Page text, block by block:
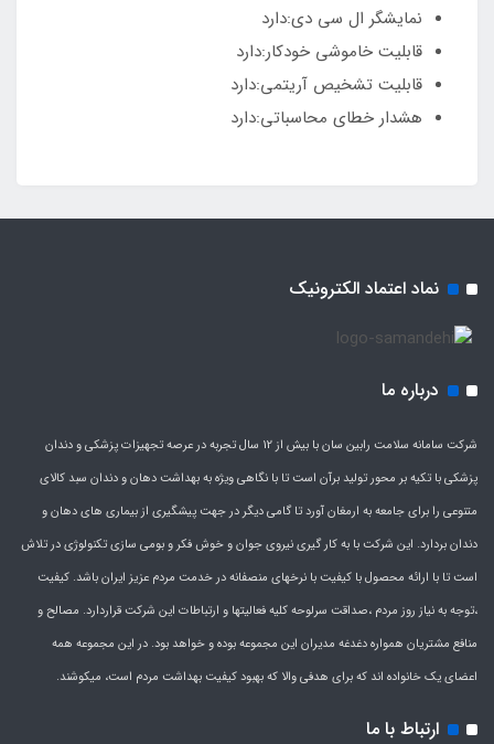
نمایشگر ال سی دی:دارد
قابلیت خاموشی خودکار:دارد
قابلیت تشخیص آریتمی:دارد
هشدار خطای محاسباتی:دارد
نماد اعتماد الکترونیک
درباره ما
شرکت سامانه سلامت رابین سان با بیش از 12 سال تجربه در عرصه تجهیزات پزشکی و دندان
پزشکی با تکیه بر محور تولید برآن است تا با نگاهی ویژه به بهداشت دهان و دندان سبد کالای
متنوعی را برای جامعه به ارمغان آورد تا گامی دیگر در جهت پیشگیری از بیماری های دهان و
دندان بردارد. این شرکت با به کار گیری نیروی جوان و خوش فکر و بومی سازی تکنولوژی در تلاش
است تا با ارائه محصول با کیفیت با نرخهای منصفانه در خدمت مردم عزیز ایران باشد. کیفیت
،توجه به نیاز روز مردم ،صداقت سرلوحه کلیه فعالیتها و ارتباطات این شرکت قراردارد. مصالح و
منافع مشتریان همواره دغدغه مدیران این مجموعه بوده و خواهد بود. در این مجموعه همه
اعضای یک خانواده اند که برای هدفی والا که بهبود کیفیت بهداشت مردم است، میکوشند.
ارتباط با ما